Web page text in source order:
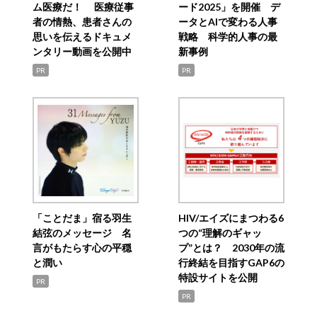
ム医療だ！ 医療従事
者の情熱、患者さんの
思いを伝えるドキュメ
ンタリー動画を公開中
PR
ード2025」を開催 デ
ータとAIで変わる人事
戦略 科学的人事の最
新事例
PR
「ことだま」宿る羽生
結弦のメッセージ 名
言がもたらす心の平穏
と潤い
PR
HIV/エイズにまつわる6
つの“理解のギャッ
プ”とは？ 2030年の流
行終結を目指すGAP6の
特設サイトを公開
PR